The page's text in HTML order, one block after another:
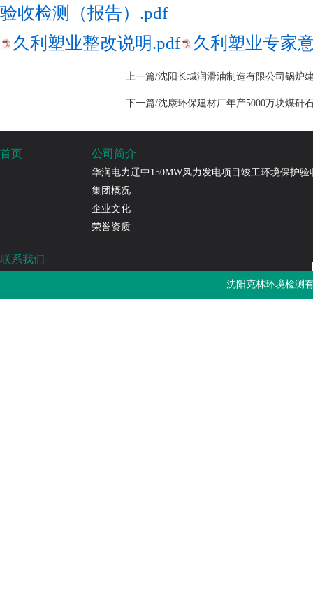
验收检测（报告）.pdf
久利塑业整改说明.pdf
久利塑业专家
上一篇/沈阳长城润滑油制造有限公司锅炉
下一篇/沈康环保建材厂年产5000万块煤矸
首页 公司简介
华润电力辽中150MW风力发电项目竣工环境保护验
集团概况
企业文化
荣誉资质
联系我们
免费热线：4000-787-252
沈阳克林环境检测